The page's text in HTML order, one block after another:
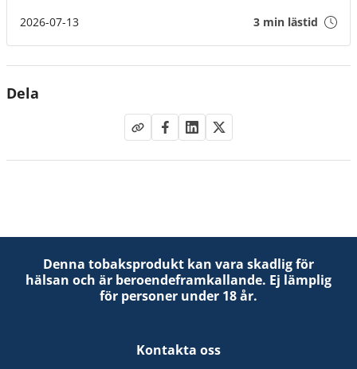
2026-07-13
3 min lästid
Dela
Denna tobaksprodukt kan vara skadlig för
hälsan och är beroendeframkallande. Ej lämplig
för personer under 18 år.
Kontakta oss